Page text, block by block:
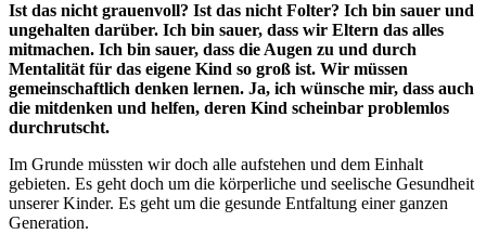
Ist das nicht grauenvoll? Ist das nicht Folter? Ich bin sauer und
ungehalten darüber. Ich bin sauer, dass wir Eltern das alles
mitmachen. Ich bin sauer, dass die Augen zu und durch
Mentalität für das eigene Kind so groß ist. Wir müssen
gemeinschaftlich denken lernen. Ja, ich wünsche mir, dass auch
die mitdenken und helfen, deren Kind scheinbar problemlos
durchrutscht.
Im Grunde müssten wir doch alle aufstehen und dem Einhalt
gebieten. Es geht doch um die körperliche und seelische Gesundheit
unserer Kinder. Es geht um die gesunde Entfaltung einer ganzen
Generation.